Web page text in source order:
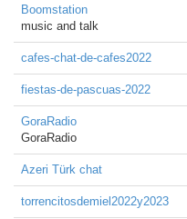
Boomstation
music and talk
cafes-chat-de-cafes2022
fiestas-de-pascuas-2022
GoraRadio
GoraRadio
Azeri Türk chat
torrencitosdemiel2022y2023